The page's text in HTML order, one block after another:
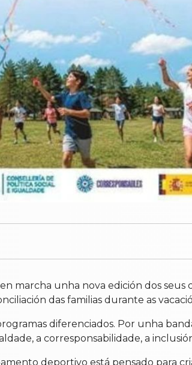
marcha unha nova edición dos
das familias durante as
diferenciados. Por unha
a corresponsabilidade, a
deportivo está pensado para